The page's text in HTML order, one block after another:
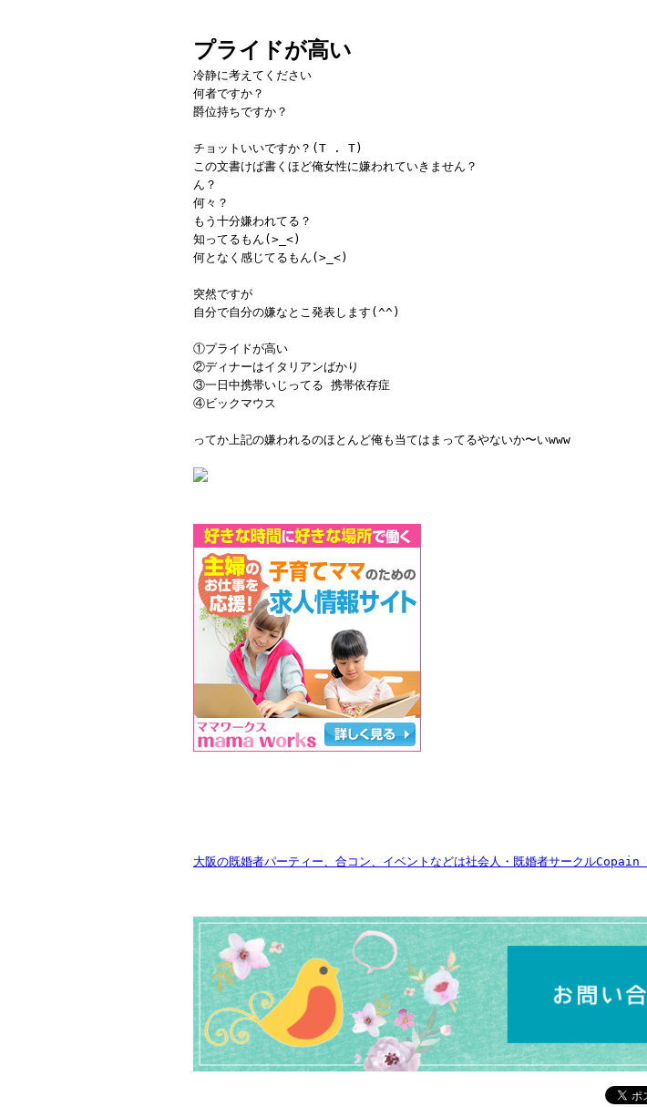
プライドが高い
冷静に考えてください
何者ですか？
爵位持ちですか？
チョットいいですか？(T . T)
この文書けば書くほど俺女性に嫌われていきません？
ん？
何々？
もう十分嫌われてる？
知ってるもん(>_<)
何となく感じてるもん(>_<)
突然ですが
自分で自分の嫌なとこ発表します(^^)
①プライドが高い
②ディナーはイタリアンばかり
③一日中携帯いじってる 携帯依存症
④ビックマウス
ってか上記の嫌われるのほとんど俺も当てはまってるやないか〜いwww
大阪の既婚者パーティー、合コン、イベントなどは社会人・既婚者サークルCopain